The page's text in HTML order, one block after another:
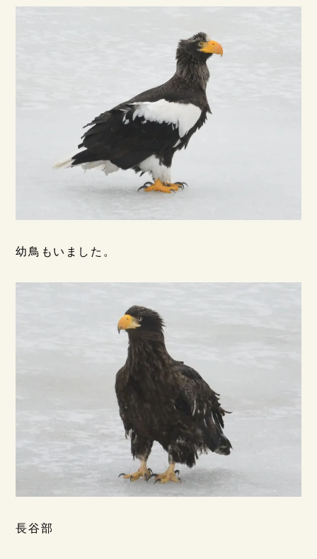
幼鳥もいました。
長谷部